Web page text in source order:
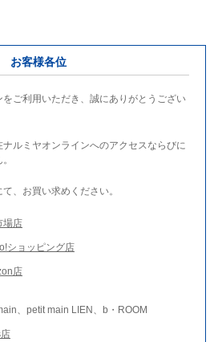
お客様各位
ご利用いただき、誠にありがとうござい
ルミヤオンラインへのアクセスならびに
、お買い求めください。
場店
ショッピング店
店
、petit main LIEN、b・ROOM